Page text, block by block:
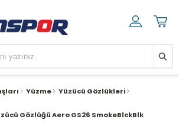
Yüzme Yüzücü Gözlükleri
Gözlüğü Aero GS26 SmokeBlckBlk